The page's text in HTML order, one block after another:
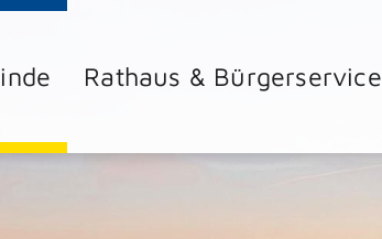
Rathaus & Bürgerservice